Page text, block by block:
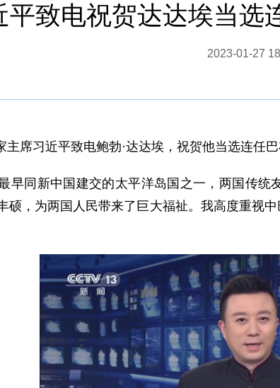
平致电祝贺达达埃当选
2023-01-27
席习近平致电鲍勃·达达埃，祝贺他当选连任
早同新中国建交的太平洋岛国之一，两国传
硕，为两国人民带来了巨大福祉。我高度重视